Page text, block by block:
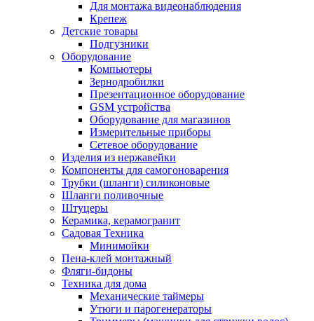
Для монтажа видеонаблюдения
Крепеж
Детские товары
Подгузники
Оборудование
Компьютеры
Зернодробилки
Презентационное оборудование
GSM устройства
Оборудование для магазинов
Измерительные приборы
Сетевое оборудование
Изделия из нержавейки
Компоненты для самогоноварения
Трубки (шланги) силиконовые
Шланги поливочные
Штуцеры
Керамика, керамогранит
Садовая Техника
Минимойки
Пена-клей монтажный
Фляги-бидоны
Техника для дома
Механические таймеры
Утюги и парогенераторы